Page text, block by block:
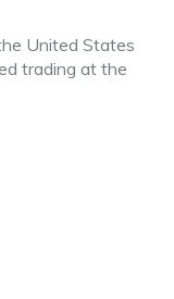
United States
trading at the